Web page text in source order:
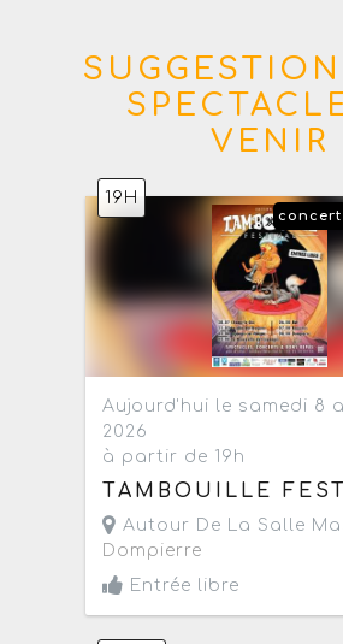
VENIR
19H
concert
Aujourd'hui le samedi 8
2026
à partir de 19h
TAMBOUILLE
Autour De La Salle
Dompierre
Entrée libre